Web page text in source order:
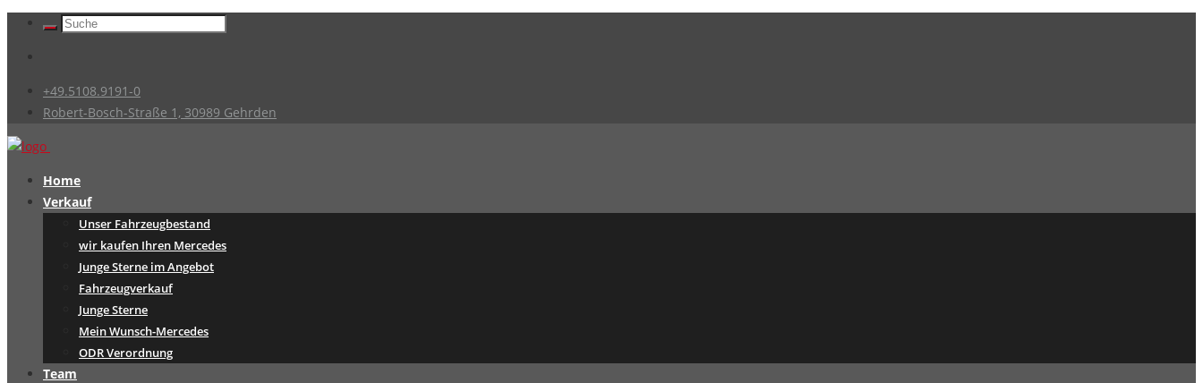
+49.5108.9191-0
Robert-Bosch-Straße 1, 30989 Gehrden
Home
Verkauf
Unser Fahrzeugbestand
wir kaufen Ihren Mercedes
Junge Sterne im Angebot
Fahrzeugverkauf
Junge Sterne
Mein Wunsch-Mercedes
ODR Verordnung
Team